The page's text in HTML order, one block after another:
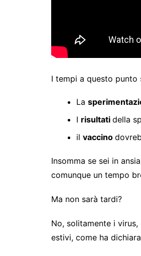
I tempi a questo punto
La
I risultati della
il vaccino
Insomma se sei in
comunque un tempo
Ma non sarà tardi?
No, solitamente i
estivi, come ha